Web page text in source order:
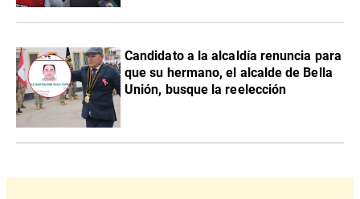
Candidato a la alcaldía renuncia para
que su hermano, el alcalde de Bella
Unión, busque la reelección